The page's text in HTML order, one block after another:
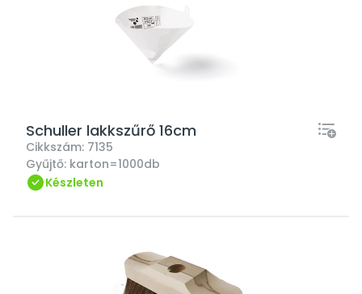
Schuller lakkszűrő 16cm
Cikkszám: 7135
Gyűjtő: karton=1000db
Készleten